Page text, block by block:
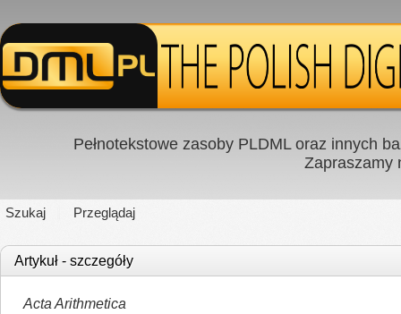
Pełnotekstowe zasoby PLDML oraz innych
Zapraszamy
Szukaj Przeglądaj
Artykuł - szczegóły
Acta Arithmetica